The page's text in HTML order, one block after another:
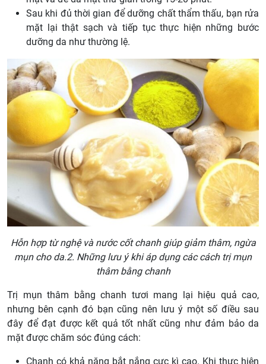
Sau khi đủ thời gian để dưỡng chất thẩm thấu, bạn rửa
mặt lại thật sạch và tiếp tục thực hiện những bước
dưỡng da như thường lệ.
Hỗn hợp từ nghệ và nước cốt chanh giúp giảm thâm, ngừa
mụn cho da.2. Những lưu ý khi áp dụng các cách trị mụn
thâm bằng chanh
Trị mụn thâm bằng chanh tươi mang lại hiệu quả cao,
nhưng bên cạnh đó bạn cũng nên lưu ý một số điều sau
đây để đạt được kết quả tốt nhất cũng như đảm bảo da
mặt được chăm sóc đúng cách:
Chanh có khả năng bắt nắng cực kì cao. Khi thực hiện